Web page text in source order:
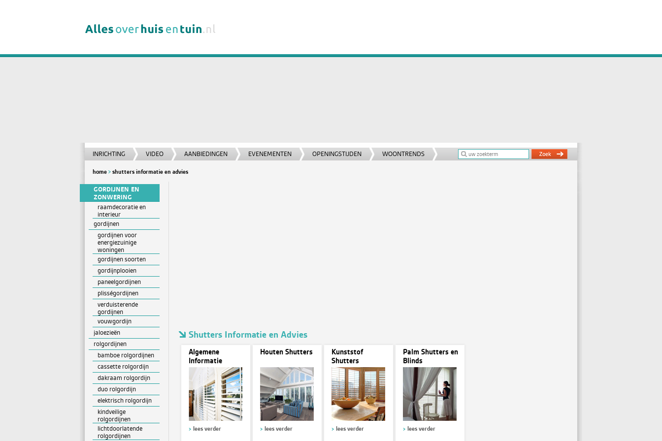
INRICHTING VIDEO AANBIEDINGEN EVENEMENTEN OPENINGSTIJDEN WOONTRENDS
home shutters informatie en advies
Shutters Informatie en Advies
Algemene
Informatie
lees verder
Houten Shutters
lees verder
Kunststof
Shutters
lees verder
Palm Shutters en
Blinds
lees verder
GORDIJNEN EN
ZONWERING
raamdecoratie en
interieur
gordijnen
gordijnen voor
energiezuinige
woningen
gordijnen soorten
gordijnplooien
paneelgordijnen
plisségordijnen
verduisterende
gordijnen
vouwgordijn
jaloezieën
rolgordijnen
bamboe rolgordijnen
cassette rolgordijn
dakraam rolgordijn
duo rolgordijn
elektrisch rolgordijn
kindveilige
rolgordijnen
lichtdoorlatende
rolgordijnen